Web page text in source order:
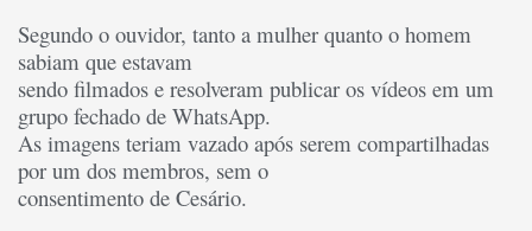
Segundo o ouvidor, tanto a mulher quanto o homem
sabiam que estavam
sendo filmados e resolveram publicar os vídeos em um
grupo fechado de WhatsApp.
As imagens teriam vazado após serem compartilhadas
por um dos membros, sem o
consentimento de Cesário.